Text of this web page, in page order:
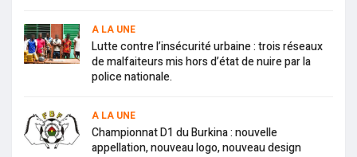
A LA UNE
Lutte contre l’insécurité urbaine : trois réseaux
de malfaiteurs mis hors d’état de nuire par la
police nationale.
A LA UNE
Championnat D1 du Burkina : nouvelle
appellation, nouveau logo, nouveau design